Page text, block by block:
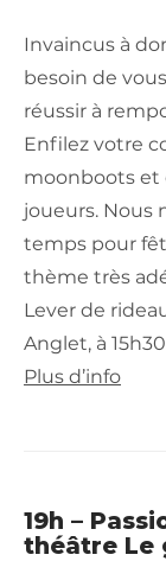
Invaincus à
besoin de
réussir à
Enfilez votre
moonboots et
joueurs. Nous
temps pour
thème très
Lever de
Anglet, à
Plus d’info
19h –
théâtre Le